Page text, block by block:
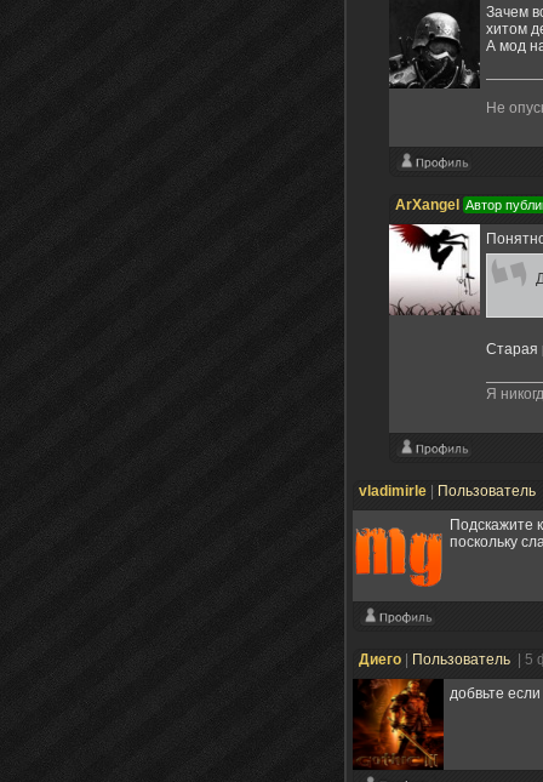
Зачем
хитом
А мод
Не
ArXangel Автор
Старая
Я
vladimirle Пользователь
Подскажите
поскольку
Диего Пользователь
| 5
добвьте